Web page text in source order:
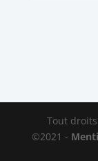
Tout droits
©2021 -